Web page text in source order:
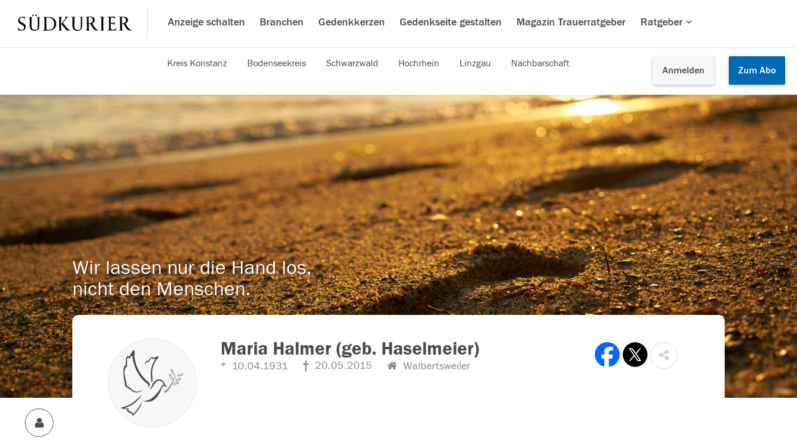
Anzeige schalten Branchen Gedenkkerzen Gedenkseite gestalten Magazin Trauerratgeber Ratgeber
Anmelden Zum Abo
Kreis Konstanz Bodenseekreis Schwarzwald Hochrhein Linzgau Nachbarschaft
Wir lassen nur die Hand los,
nicht den Menschen.
Maria Halmer (geb. Haselmeier)
10.04.1931 20.05.2015 Walbertsweiler